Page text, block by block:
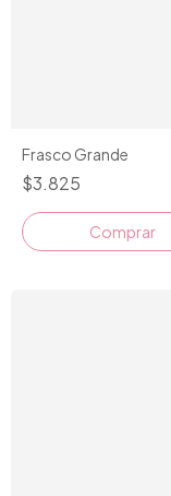
Frasco Grande
$3.825
Comprar